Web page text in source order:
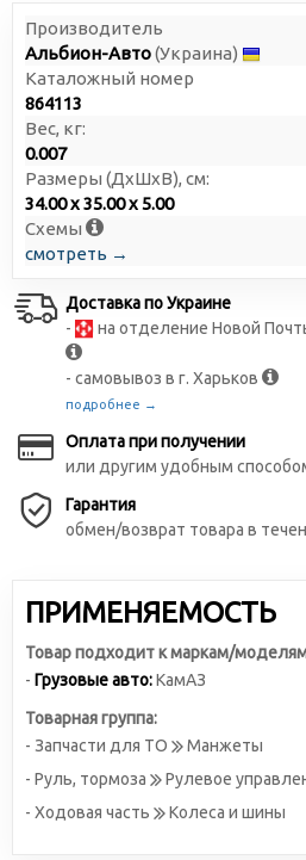
Производитель
Альбион-Авто(Украина)
Каталожный номер
864113
Вес, кг:
0.007
Размеры (ДxШxВ), см:
34.00 x 35.00 x 5.00
Схемы
смотреть →
Доставка по Украине
-
на отделение Новой
- самовывоз в г. Харьков
подробнее →
Оплата при получении
или другим удобным
Гарантия
обмен/возврат товара в
ПРИМЕНЯЕМОСТЬ
Товар подходит к маркам/
- Грузовые авто:КамАЗ
Товарная группа:
- Запчасти для ТО
Манжеты
- Руль, тормоза
Рулевое
- Ходовая часть
Колеса и шины